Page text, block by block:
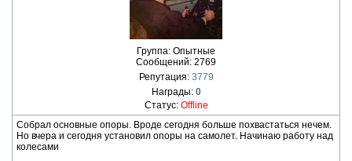
Группа: Опытные
Сообщений: 2769
Репутация: 3779
Награды: 0
Статус: Offline
Собрал основные опоры. Вроде сегодня больше похвастаться нечем.
Но вчера и сегодня установил опоры на самолет. Начинаю работу над
колесами